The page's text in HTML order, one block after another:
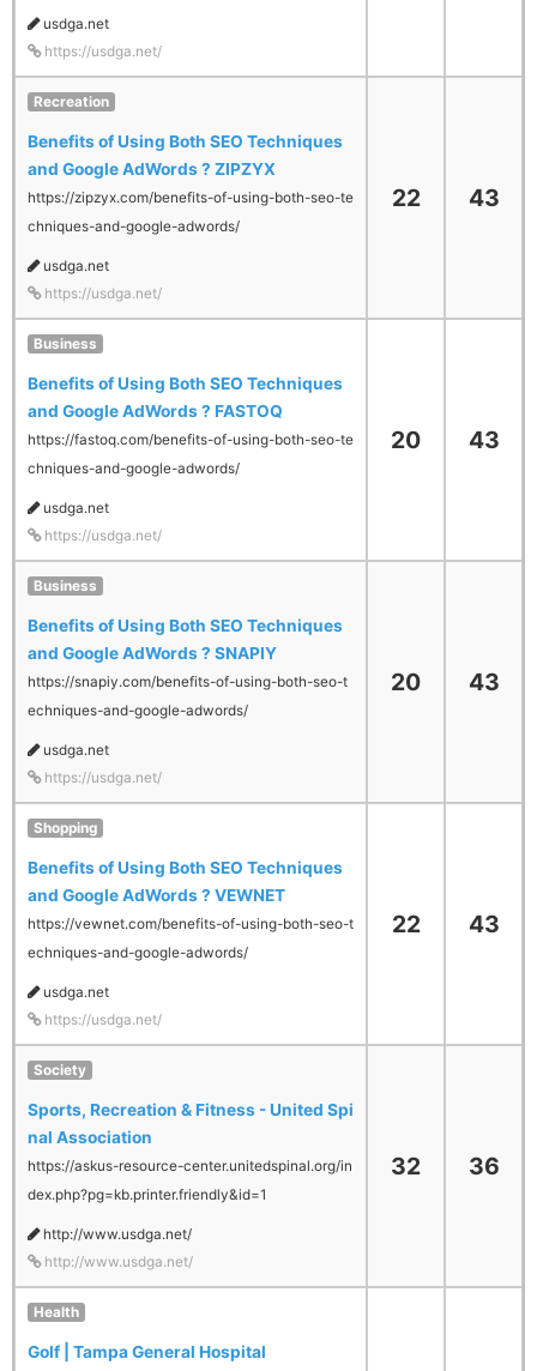
usdga.net
https://usdga.net/
Recreation
Benefits of Using Both SEO Techniques
and Google AdWords ? ZIPZYX
https://zipzyx.com/benefits-of-using-both-seo-te
chniques-and-google-adwords/
usdga.net
https://usdga.net/
22 43
Business
Benefits of Using Both SEO Techniques
and Google AdWords ? FASTOQ
https://fastoq.com/benefits-of-using-both-seo-te
chniques-and-google-adwords/
usdga.net
https://usdga.net/
20 43
Business
Benefits of Using Both SEO Techniques
and Google AdWords ? SNAPIY
https://snapiy.com/benefits-of-using-both-seo-t
echniques-and-google-adwords/
usdga.net
https://usdga.net/
20 43
Shopping
Benefits of Using Both SEO Techniques
and Google AdWords ? VEWNET
https://vewnet.com/benefits-of-using-both-seo-t
echniques-and-google-adwords/
usdga.net
https://usdga.net/
22 43
Society
Sports, Recreation & Fitness - United Spi
nal Association
https://askus-resource-center.unitedspinal.org/in
dex.php?pg=kb.printer.friendly&id=1
http://www.usdga.net/
http://www.usdga.net/
32 36
Health
Golf | Tampa General Hospital